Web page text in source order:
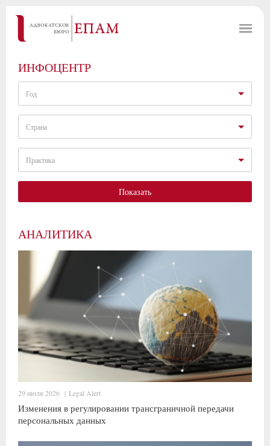
ИНФОЦЕНТР
Год
Страна
Практика
Показать
АНАЛИТИКА
29 июля 2026 | Legal Alert
Изменения в регулировании трансграничной передачи
персональных данных